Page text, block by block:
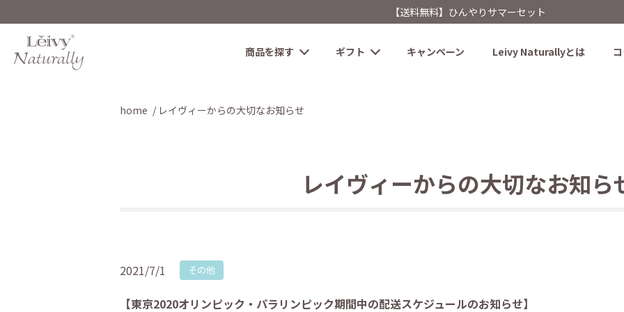
【送料無料】ひんやりサマーセット
商品を探す ギフト キャンペーン Leivy Naturallyとは
home レイヴィーからの大切なお知らせ
レイヴィーからの大切なお知ら
2021/7/1 その他
【東京2020オリンピック・パラリンピック期間中の配送スケジュールのお知らせ】